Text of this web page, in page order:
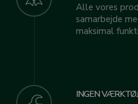
Alle vores
samarbejde
maksimal
INGEN VÆRKTØJ